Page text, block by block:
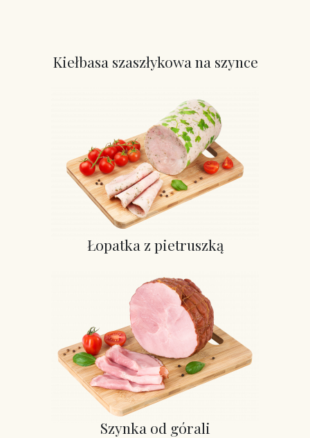
Kiełbasa szaszłykowa na szynce
Łopatka z pietruszką
Szynka od górali